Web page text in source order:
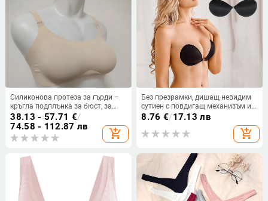
Силиконова протеза за гърди –
кръгла подплънка за бюст, за
косплей и бельо
38.13 - 57.71 €/
74.58 - 112.87 лв
add_shopping_cart
Без презрамки, дишащ невидим
сутиен с повдигащ механизъм и
сватбена рокля, силиконов
сутиен, неплъзгащ се пластир за
гърди, пластир за гърди
8.76 €/17.13 лв
add_shopping_cart